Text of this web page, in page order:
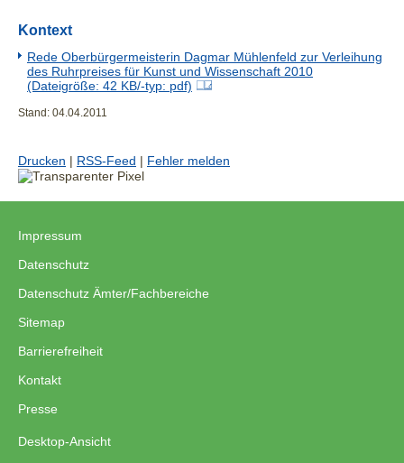
Kontext
Rede Oberbürgermeisterin Dagmar Mühlenfeld zur Verleihung
des Ruhrpreises für Kunst und Wissenschaft 2010
(Dateigröße: 42 KB/-typ: pdf)
Stand: 04.04.2011
Drucken | RSS-Feed | Fehler melden
Impressum
Datenschutz
Datenschutz Ämter/Fachbereiche
Sitemap
Barrierefreiheit
Kontakt
Presse
Desktop-Ansicht